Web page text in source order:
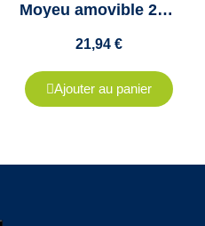
Moyeu amovible 2517 diamètre 30mm - "Taper lock 2517" - Clavette 8x3.3mm
21,94 €
Ajouter au panier